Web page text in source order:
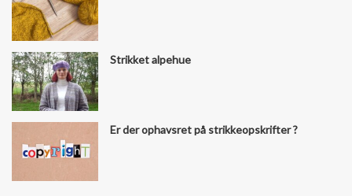
Strikket alpehue
Er der ophavsret på strikkeopskrifter ?